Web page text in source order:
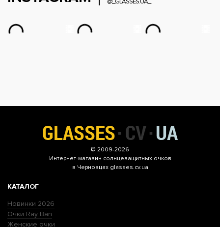
@_GLASSES.UA_
© 2009-2026
Интернет-магазин солнцезащитных очков
в Черновцах glasses.cv.ua
КАТАЛОГ
Новинки 2026
Очки Ray Ban
Женские очки